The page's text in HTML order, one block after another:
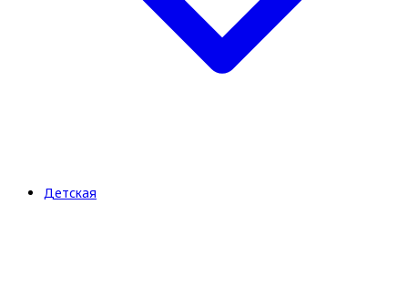
Детская